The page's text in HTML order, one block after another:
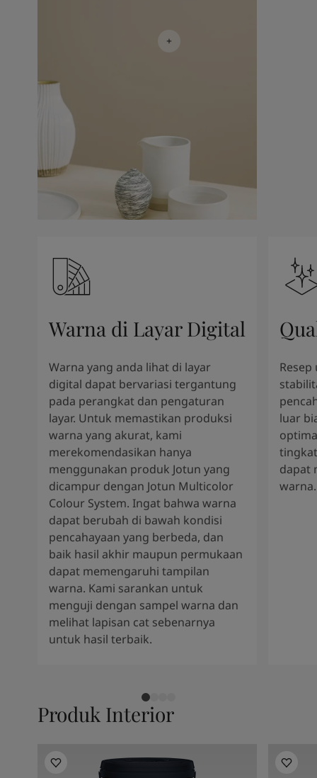
Warna di Layar Digital
Warna yang anda lihat di layar
digital dapat bervariasi tergantung
pada perangkat dan pengaturan
layar. Untuk memastikan produksi
warna yang akurat, kami
merekomendasikan hanya
menggunakan produk Jotun yang
dicampur dengan Jotun Multicolor
Colour System. Ingat bahwa warna
dapat berubah di bawah kondisi
pencahayaan yang berbeda, dan
baik hasil akhir maupun permukaan
dapat memengaruhi tampilan
warna. Kami sarankan untuk
menguji dengan sampel warna dan
melihat lapisan cat sebenarnya
untuk hasil terbaik.
luar
dapat
warna.
Produk Interior